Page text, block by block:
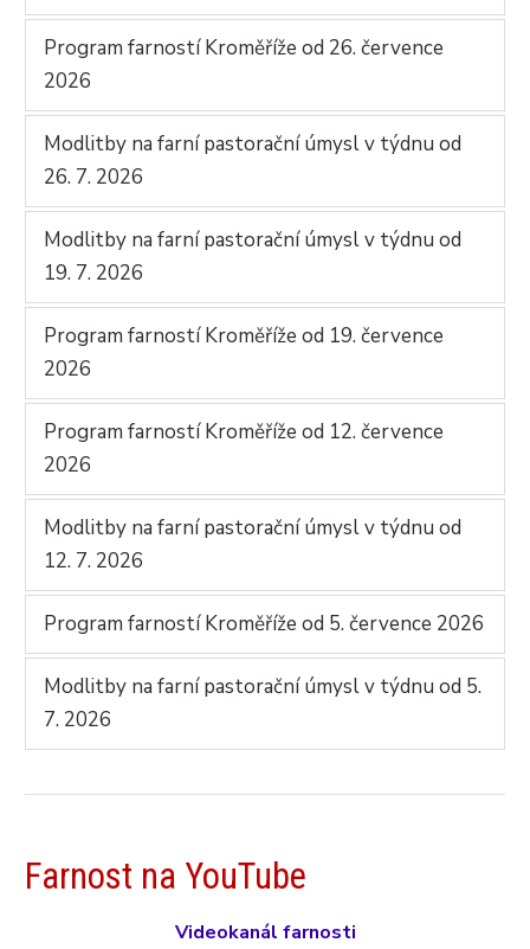
Program farností Kroměříže od 26. července
2026
Modlitby na farní pastorační úmysl v týdnu od
26. 7. 2026
Modlitby na farní pastorační úmysl v týdnu od
19. 7. 2026
Program farností Kroměříže od 19. července
2026
Program farností Kroměříže od 12. července
2026
Modlitby na farní pastorační úmysl v týdnu od
12. 7. 2026
Program farností Kroměříže od 5. července 2026
Modlitby na farní pastorační úmysl v týdnu od 5.
7. 2026
Farnost na YouTube
Videokanál farnosti